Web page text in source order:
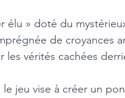
élu » doté du
de croyances
les vérités cachées
le jeu vise à créer un